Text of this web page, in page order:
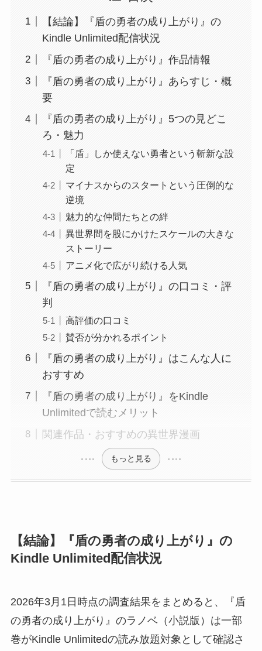
【結論】『盾の勇者の成り上がり』の
Kindle Unlimited配信状況
『盾の勇者の成り上がり』作品情報
『盾の勇者の成り上がり』あらすじ・概
要
『盾の勇者の成り上がり』5つの見どこ
ろ・魅力
「盾」しか使えない勇者という斬新な設
定
マイナスからのスタートという圧倒的な
逆境
魅力的な仲間たちとの絆
異世界間を股にかけたスケールの大きな
ストーリー
アニメ化で広がり続ける人気
『盾の勇者の成り上がり』の口コミ・評
判
高評価の口コミ
賛否が分かれるポイント
『盾の勇者の成り上がり』はこんな人に
おすすめ
『盾の勇者の成り上がり』をKindle
Unlimitedで読むメリット
関連作品・おすすめの異世界漫画
もっと見る
【結論】『盾の勇者の成り上がり』の
Kindle Unlimited配信状況
2026年3月1日時点の調査結果をまとめると、『盾
の勇者の成り上がり』のラノベ（小説版）は一部
巻がKindle Unlimitedの読み放題対象として確認さ